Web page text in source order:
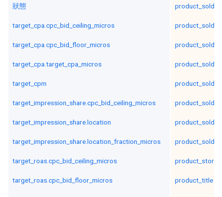
狀態
target_cpa.cpc_bid_ceiling_micros
target_cpa.cpc_bid_floor_micros
target_cpa.target_cpa_micros
target_cpm
target_impression_share.cpc_bid_ceiling_micros
target_impression_share.location
target_impression_share.location_fraction_micros
target_roas.cpc_bid_ceiling_micros
target_roas.cpc_bid_floor_micros product_title